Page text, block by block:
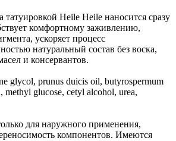
татуировкой Heile Heile наносится сразу
комфортному заживлению,
ускоряет процесс
натуральный состав без воска,
и консервантов.
glycol, prunus duicis oil, butyrospermum
methyl glucose, cetyl alcohol, urea,
для наружного применения,
компонентов. Имеются